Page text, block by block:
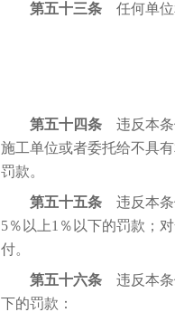
第五十三条 任何单位
第五十四条 违反本条
施工单位或者委托给不具
罚款。
第五十五条 违反本条
5％以上1％以下的罚款；
付。
第五十六条 违反本条
下的罚款：